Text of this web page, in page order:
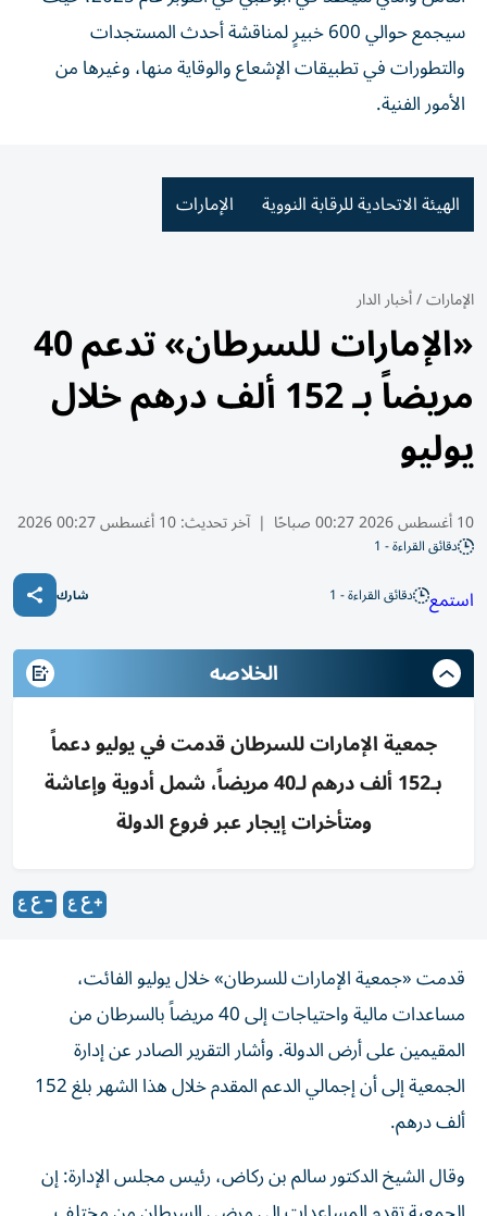
سيجمع حوالي 600 خبيرٍ لمناقشة أحدث المستجدات
والتطورات في تطبيقات الإشعاع والوقاية منها، وغيرها من
الأمور الفنية.
الهيئة الاتحادية للرقابة النووية الإمارات
الإمارات/أخبار الدار
«الإمارات للسرطان» تدعم 40
مريضاً بـ 152 ألف درهم خلال
يوليو
10 أغسطس 2026 00:27 صباحًا | آخر تحديث:10 أغسطس 00:27 2026
دقائق القراءة - 1
استمع دقائق القراءة - 1 شارك
الخلاصه
جمعية الإمارات للسرطان قدمت في يوليو دعماً
بـ152 ألف درهم لـ40 مريضاً، شمل أدوية وإعاشة
ومتأخرات إيجار عبر فروع الدولة
قدمت «جمعية الإمارات للسرطان» خلال يوليو الفائت،
مساعدات مالية واحتياجات إلى 40 مريضاً بالسرطان من
المقيمين على أرض الدولة. وأشار التقرير الصادر عن إدارة
الجمعية إلى أن إجمالي الدعم المقدم خلال هذا الشهر بلغ 152
ألف درهم.
وقال الشيخ الدكتور سالم بن ركاض، رئيس مجلس الإدارة: إن